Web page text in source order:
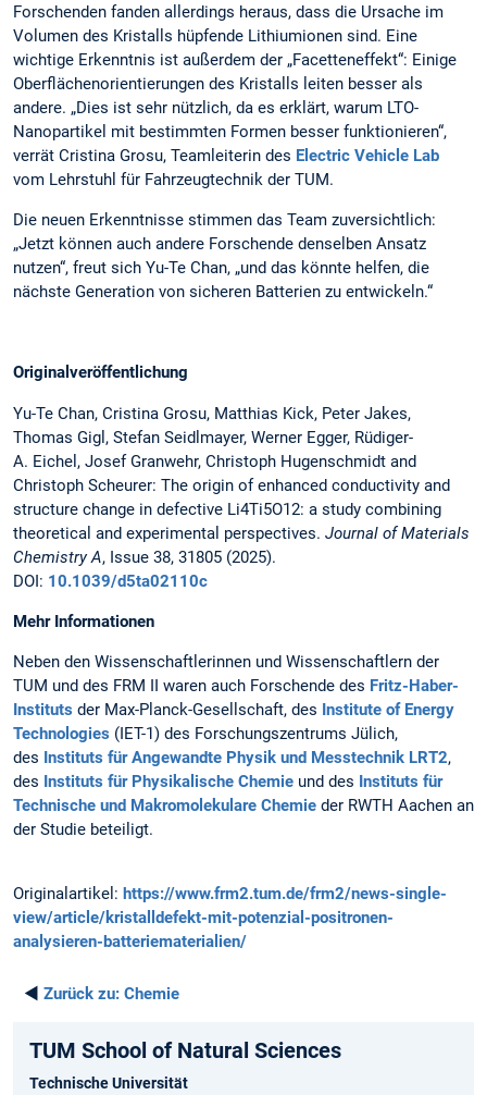
Forschenden fanden allerdings heraus, dass die Ursache im
Volumen des Kristalls hüpfende Lithiumionen sind. Eine
wichtige Erkenntnis ist außerdem der „Facetteneffekt“: Einige
Oberflächenorientierungen des Kristalls leiten besser als
andere. „Dies ist sehr nützlich, da es erklärt, warum LTO-
Nanopartikel mit bestimmten Formen besser funktionieren“,
verrät Cristina Grosu, Teamleiterin des Electric Vehicle Lab
vom Lehrstuhl für Fahrzeugtechnik der TUM.
Die neuen Erkenntnisse stimmen das Team zuversichtlich:
„Jetzt können auch andere Forschende denselben Ansatz
nutzen“, freut sich Yu-Te Chan, „und das könnte helfen, die
nächste Generation von sicheren Batterien zu entwickeln.“
Originalveröffentlichung
Yu-Te Chan, Cristina Grosu, Matthias Kick, Peter Jakes,
Thomas Gigl, Stefan Seidlmayer, Werner Egger, Rüdiger-
A. Eichel, Josef Granwehr, Christoph Hugenschmidt and
Christoph Scheurer: The origin of enhanced conductivity and
structure change in defective Li4Ti5O12: a study combining
theoretical and experimental perspectives. Journal of Materials
Chemistry A, Issue 38, 31805 (2025).
DOI: 10.1039/d5ta02110c
Mehr Informationen
Neben den Wissenschaftlerinnen und Wissenschaftlern der
TUM und des FRM II waren auch Forschende des Fritz-Haber-
Instituts der Max-Planck-Gesellschaft, des Institute of Energy
Technologies (IET-1) des Forschungszentrums Jülich,
des Instituts für Angewandte Physik und Messtechnik LRT2,
des Instituts für Physikalische Chemie und des Instituts für
Technische und Makromolekulare Chemie der RWTH Aachen an
der Studie beteiligt.
Originalartikel: https://www.frm2.tum.de/frm2/news-single-
view/article/kristalldefekt-mit-potenzial-positronen-
analysieren-batteriematerialien/
◄ Zurück zu: Chemie
TUM School of Natural Sciences
Technische Universität